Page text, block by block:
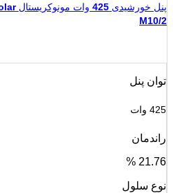
M10/2
توان پنل
425 وات
راندمان
21.76 %
نوع سلول